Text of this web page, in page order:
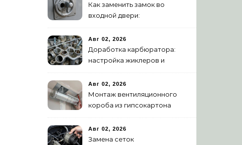
Как заменить замок во
входной двери:
сувальдный
Авг 02, 2026
Доработка карбюратора:
настройка жиклеров и
Авг 02, 2026
Монтаж вентиляционного
короба из гипсокартона
Авг 02, 2026
Замена сеток